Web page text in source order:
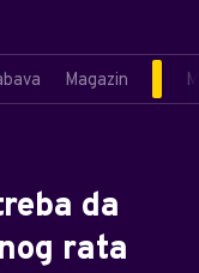
Magazin
da
rata